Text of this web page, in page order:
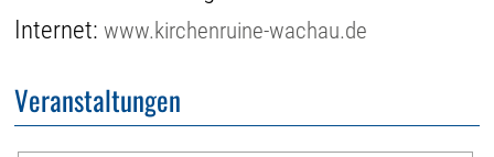
Internet:www.kirchenruine-wachau.de
Veranstaltungen